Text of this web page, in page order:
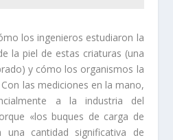
los ingenieros estudiaron la
la piel de estas criaturas (una
y cómo los organismos la
las mediciones en la mano,
a la industria del
«los buques de carga de
una cantidad significativa de